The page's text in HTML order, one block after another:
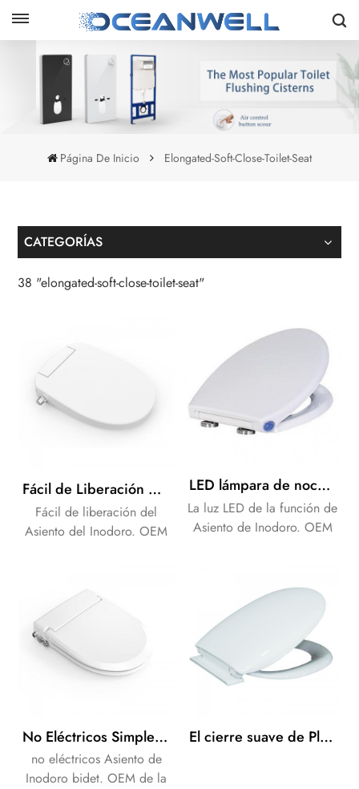
Página De Inicio Elongated-Soft-Close-Toilet-Seat
CATEGORÍAS
38 "elongated-soft-close-toilet-seat"
Fácil de Liberación de cierre suave de Baño que no sean eléctricos asiento de inodoro bidet
Fácil de liberación del
Asiento del Inodoro. OEM
LED lámpara de noche WC asiento de inodoro cubierta con American standard 19" alargada tamaño con cierre suave y de liberación rápida
La luz LED de la función de
Asiento de Inodoro. OEM
No Eléctricos Simple Asiento De Inodoro Bidet Cubrir Con Agua Fría Con Cierre Lento Para Cuarto De Baño
no eléctricos Asiento de
Inodoro bidet. OEM de la
El cierre suave de Plástico de la Cubierta de Asiento de Inodoro de Plástico con Bisagra